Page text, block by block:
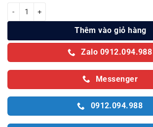
Tủ đông Sanaky 1 ngăn 480 lít VH-4899K3 số
Thêm vào giỏ hàng
Zalo 0912.094.988
Messenger
0912.094.988